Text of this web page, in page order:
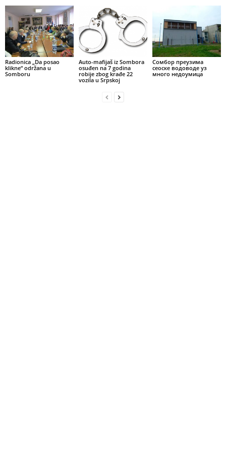
Radionica „Da posao
klikne“ održana u
Somboru
Auto-mafijaš iz Sombora
osuđen na 7 godina
robije zbog krađe 22
vozila u Srpskoj
Сомбор преузима
сеоске водоводе уз
много недоумица